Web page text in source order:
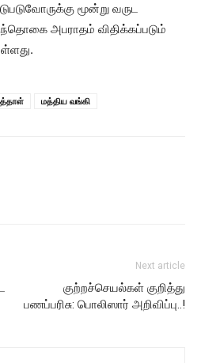
மூன்று வருட
அபராதம் விதிக்கப்படும்
மத்திய வங்கி
Next article
குற்றச்செயல்கள் குறித்து
பணப்பரிசு: பொலிஸார் அறிவிப்பு..!